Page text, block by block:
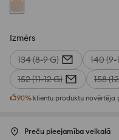
Izmērs
134 (8-9 G) 140 (9-
152 (11-12 G)
158
90% klientu produktu novērtēja
Preču pieejamība veikalā